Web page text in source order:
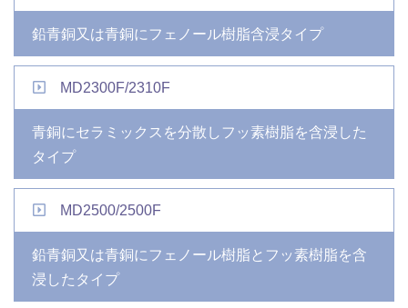
鉛青銅又は青銅にフェノール樹脂含浸タイプ
MD2300F/2310F
青銅にセラミックスを分散しフッ素樹脂を含浸した
タイプ
MD2500/2500F
鉛青銅又は青銅にフェノール樹脂とフッ素樹脂を含
浸したタイプ